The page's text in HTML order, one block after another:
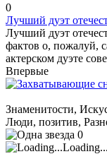
0
Лучший дуэт
Лучший дуэт
фактов о, пожалуй,
актерском дуэте
Впервые
Знаменитости,
Люди, позитив,
0
Loading...